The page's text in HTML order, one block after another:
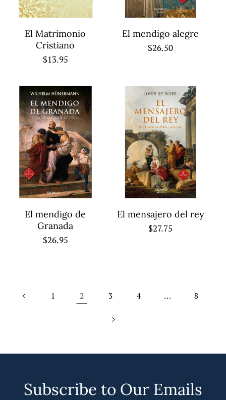
El Matrimonio
Cristiano
Regular
$13.95
El mendigo alegre
Regular
$26.50
El mendigo de
Granada
Regular
$26.95
El mensajero del rey
Regular
$27.75
1 2 3 4 … 8
Subscribe to Our Emails